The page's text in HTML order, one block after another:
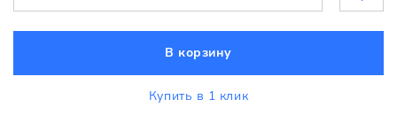
В корзину
Купить в 1 клик